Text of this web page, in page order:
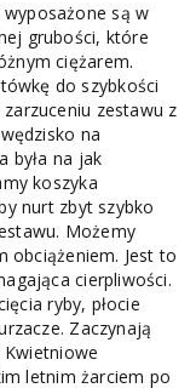
są w
grubości, które
ciężarem.
do szybkości
zestawu z
na
była na jak
koszyka
nurt zbyt szybko
Możemy
obciążeniem. Jest to
cierpliwości.
ryby, płocie
Zaczynają
letnim żarciem po